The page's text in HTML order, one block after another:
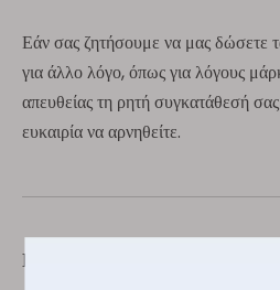
Εάν σας ζητήσουμε να μας δώσετε
για άλλο λόγο, όπως για λόγους
απευθείας τη ρητή συγκατάθεσή
ευκαιρία να αρνηθείτε.
Πώς μπορώ να ανακαλέσω τη